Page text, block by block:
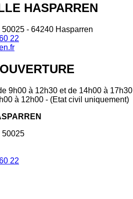
HASPARREN
- 64240 Hasparren
22
9h00 à 12h30 et de 14h00 à 17h30
à 12h00 - (Etat civil uniquement)
50025
22